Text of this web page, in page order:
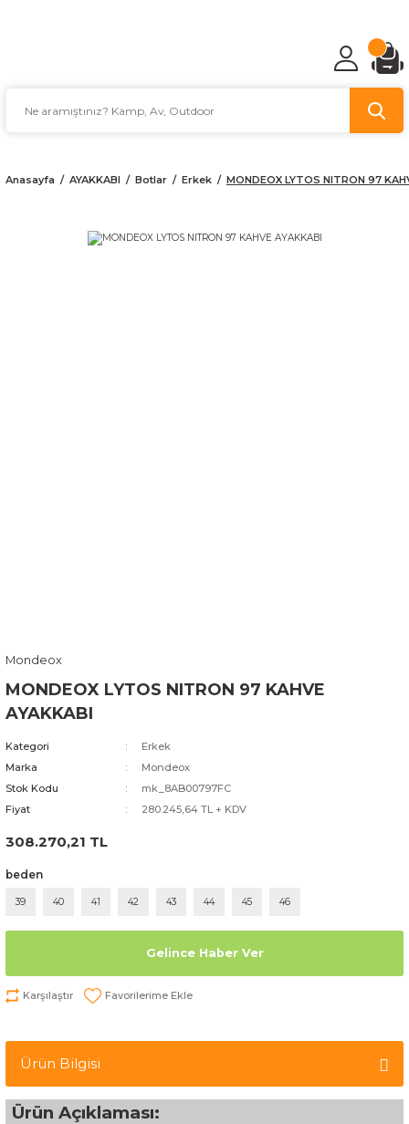
Anasayfa AYAKKABI Botlar Erkek MONDEOX LYTOS NITRON 97
Mondeox
MONDEOX LYTOS NITRON 97 KAHVE
AYAKKABI
Kategori
Erkek
Marka
Mondeox
Stok Kodu
mk_8AB00797FC
Fiyat
280.245,64 TL + KDV
308.270,21 TL
beden
39 40 41 42 43 44 45 46
Gelince Haber Ver
Karşılaştır
Ürün Bilgisi
Ürün Açıklaması: